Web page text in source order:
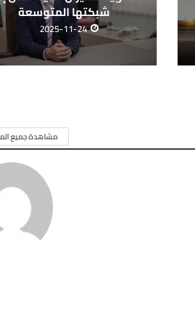
شبكتها المتوسعة
2025-11-24
مشاهدة جميع